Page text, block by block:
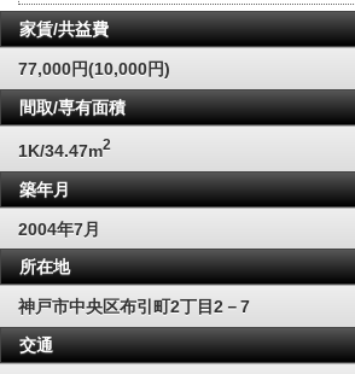
家賃/共益費
77,000円(10,000円)
間取/専有面積
1K/34.47m2
築年月
2004年7月
所在地
神戸市中央区布引町2丁目2－7
交通